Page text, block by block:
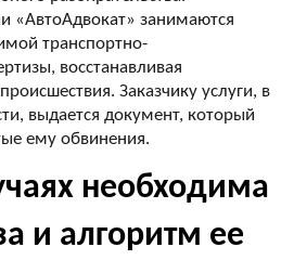
«АвтоАдвокат» занимаются
транспортно-
восстанавливая
Заказчику услуги, в
выдается документ, который
необходима
и алгоритм ее